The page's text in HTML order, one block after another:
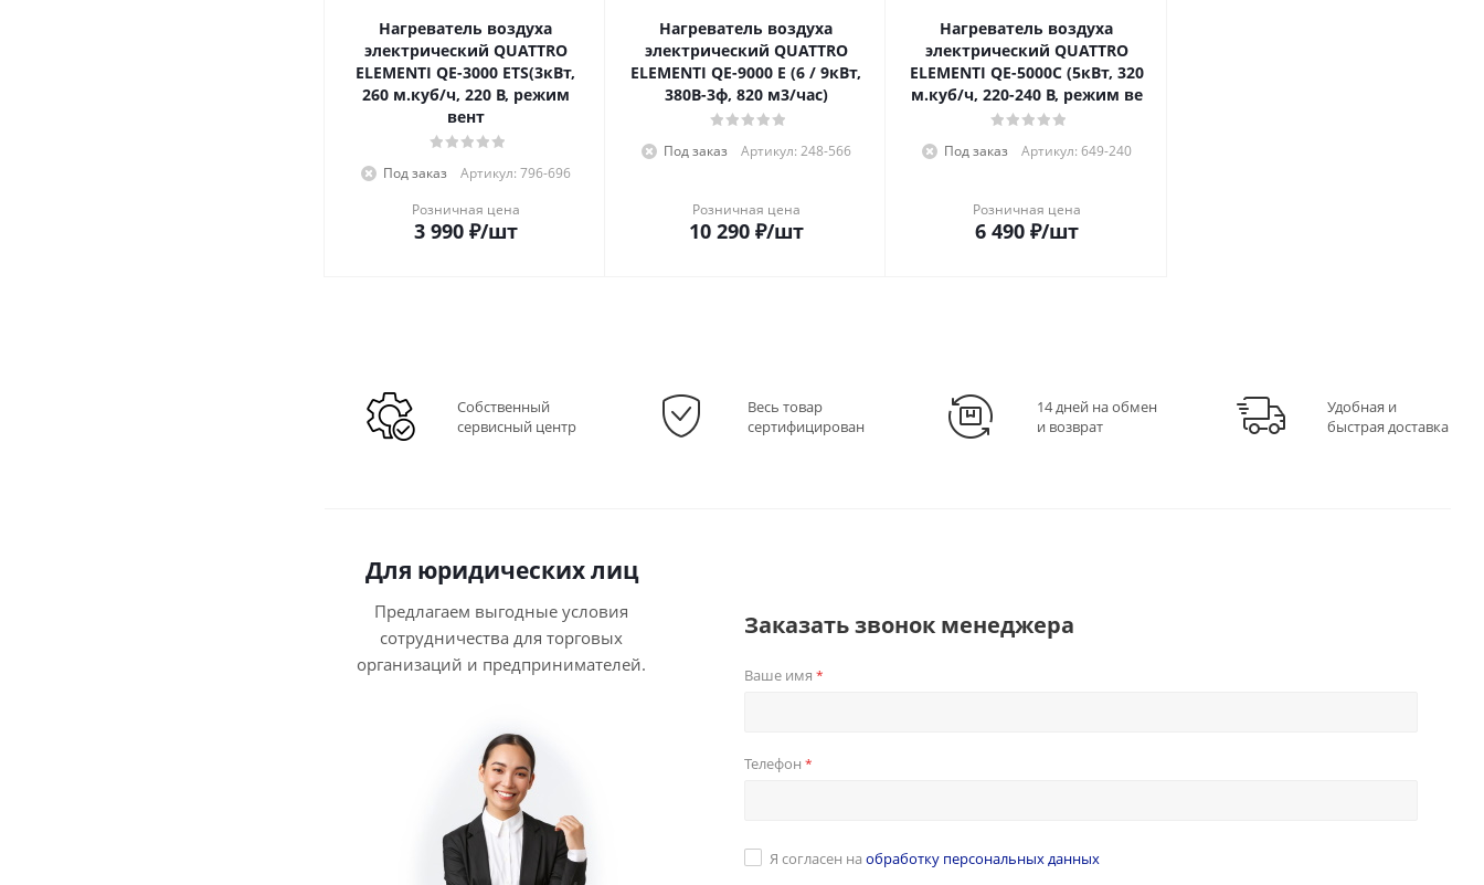
Нагреватель воздуха
электрический QUATTRO
ELEMENTI QE-3000 ETS(3кВт,
260 м.куб/ч, 220 В, режим
вент
Под заказ
Артикул: 796-696
Розничная цена
3 990₽/шт
Нагреватель воздуха
электрический QUATTRO
ELEMENTI QE-9000 E (6 / 9кВт,
380В-3ф, 820 м3/час)
Под заказ Артикул: 248-566
Розничная цена
10 290₽/шт
Нагреватель воздуха
электрический QUATTRO
ELEMENTI QE-5000C (5кВт, 320
м.куб/ч, 220-240 В, режим ве
Под заказ Артикул: 649-240
Розничная цена
6 490₽/шт
Собственный
сервисный центр
Весь товар
сертифицирован
14 дней на обмен
и возврат
Удобная и
быстрая доставка
Для юридических лиц
Предлагаем выгодные условия
сотрудничества для торговых
организаций и предпринимателей.
Заказать звонок менеджера
Ваше имя *
Телефон *
Я согласен на обработку персональных данных